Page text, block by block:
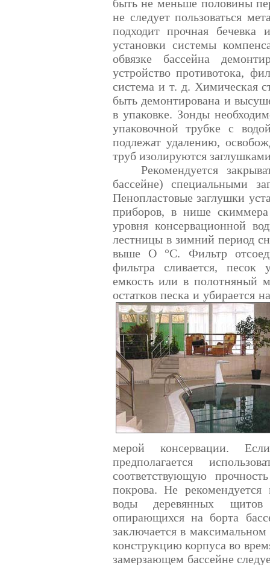
быть не меньше половины
не следует пользоваться
подходит прочная бечевка
установки системы
обвязке бассейна
устройство противотока,
система и т. д. Химическая
быть демонтирована и
в упаковке. Зонды
упаковочной трубке с
подлежат удалению,
труб изолируются
Рекомендуется
бассейне) специальными
Пенопластовые заглушки
приборов, в нише
уровня консервационной
лестницы в зимний период
выше О °С. Фильтр
фильтра сливается, песок
емкость или в полотняный
остатков песка и убирается
мерой консервации.
предполагается
соответствующую
покрова. Не рекомендуется
воды деревянных щитов
опирающихся на борта
заключается в
конструкцию корпуса во
замерзающем бассейне